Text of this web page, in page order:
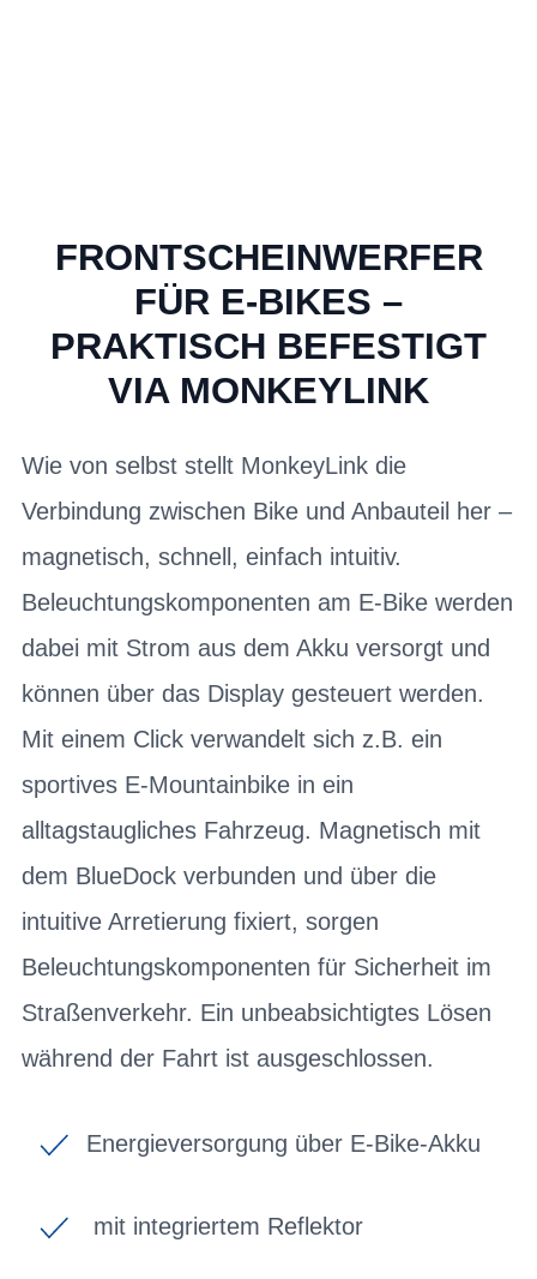
FRONTSCHEINWERFER
FÜR E-BIKES –
PRAKTISCH BEFESTIGT
VIA MONKEYLINK
Wie von selbst stellt MonkeyLink die
Verbindung zwischen Bike und Anbauteil her –
magnetisch, schnell, einfach intuitiv.
Beleuchtungskomponenten am E-Bike werden
dabei mit Strom aus dem Akku versorgt und
können über das Display gesteuert werden.
Mit einem Click verwandelt sich z.B. ein
sportives E-Mountainbike in ein
alltagstaugliches Fahrzeug. Magnetisch mit
dem BlueDock verbunden und über die
intuitive Arretierung fixiert, sorgen
Beleuchtungskomponenten für Sicherheit im
Straßenverkehr. Ein unbeabsichtigtes Lösen
während der Fahrt ist ausgeschlossen.
Energieversorgung über E-Bike-Akku
mit integriertem Reflektor